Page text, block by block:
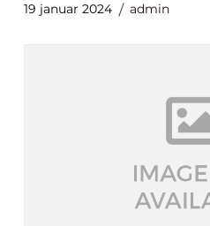
19 januar 2024 admin